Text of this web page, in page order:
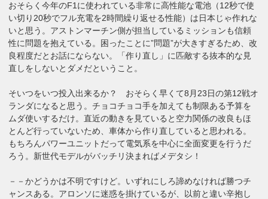
おそらく今年のF1に使われている非常に高性能な電池（12秒で使
い切り20秒でフル充電を2時間繰り返せる性能）は日本じゃ作れな
いと思う。アストンマーチン側が担当しているミッションも信頼
性に問題を抱えている。困ったことに”問題”が大きすぎるため、改
良程度だとお話にならない。「作り直し」に匹敵する抜本的な見
直しをしないとダメだということ。
そいつをいつ投入出来るか？ おそらく早くて8月23日の第12戦オ
ランダになると思う。チョコチョコ手を加えても制限ある予算を
ムダ使いするだけ。直近の動きを見ていると空力関係の改良もほ
とんど行っていないため、車体から作り直していると思われる。
もちろんパワーユニットだって電気系を中心に全面変更を行うだ
ろう。新世代モデルがバッチリ決まればメデタシ！
－－かどうかは不明ですけど。いずれにしろ諦めなければ勝つチ
ャンスある。アロンソに迷惑を掛けているが、以前と違い辛抱し